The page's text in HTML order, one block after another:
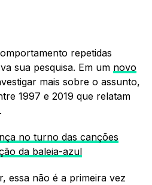
repetidas
sua pesquisa. Em um novo
mais sobre o assunto,
1997 e 2019 que relatam
no turno das canções
da baleia-azul
essa não é a primeira vez